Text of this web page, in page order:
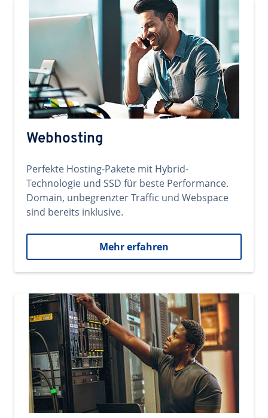
Webhosting
Perfekte Hosting-Pakete mit Hybrid-
Technologie und SSD für beste Performance.
Domain, unbegrenzter Traffic und Webspace
sind bereits inklusive.
Mehr erfahren